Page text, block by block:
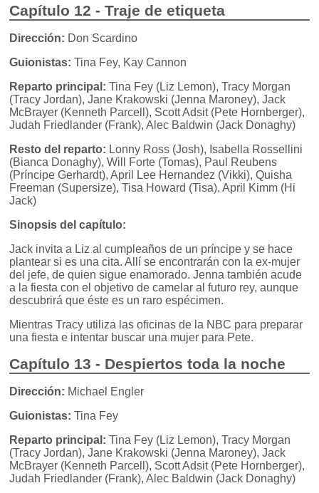
Capítulo 12 - Traje de etiqueta
Dirección: Don Scardino
Guionistas: Tina Fey, Kay Cannon
Reparto principal: Tina Fey (Liz Lemon), Tracy Morgan
(Tracy Jordan), Jane Krakowski (Jenna Maroney), Jack
McBrayer (Kenneth Parcell), Scott Adsit (Pete Hornberger),
Judah Friedlander (Frank), Alec Baldwin (Jack Donaghy)
Resto del reparto: Lonny Ross (Josh), Isabella Rossellini
(Bianca Donaghy), Will Forte (Tomas), Paul Reubens
(Príncipe Gerhardt), April Lee Hernandez (Vikki), Quisha
Freeman (Supersize), Tisa Howard (Tisa), April Kimm (Hi
Jack)
Sinopsis del capítulo:
Jack invita a Liz al cumpleaños de un príncipe y se hace
plantear si es una cita. Allí se encontrarán con la ex-mujer
del jefe, de quien sigue enamorado. Jenna también acude
a la fiesta con el objetivo de camelar al futuro rey, aunque
descubrirá que éste es un raro espécimen.
Mientras Tracy utiliza las oficinas de la NBC para preparar
una fiesta e intentar buscar una mujer para Pete.
Capítulo 13 - Despiertos toda la noche
Dirección: Michael Engler
Guionistas: Tina Fey
Reparto principal: Tina Fey (Liz Lemon), Tracy Morgan
(Tracy Jordan), Jane Krakowski (Jenna Maroney), Jack
McBrayer (Kenneth Parcell), Scott Adsit (Pete Hornberger),
Judah Friedlander (Frank), Alec Baldwin (Jack Donaghy)